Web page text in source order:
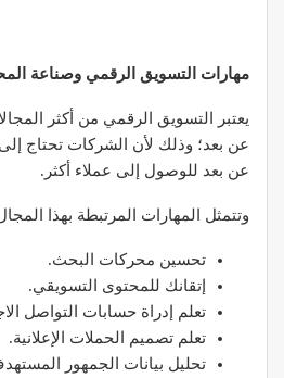
مهارات التسويق الرقمي وصناعة
يعتبر التسويق الرقمي من أكثر
عن بعد؛ وذلك لأن الشركات تحتاج
عن بعد للوصول إلى عملاء أكثر.
وتتمثل المهارات المرتبطة بهذا
تحسين محركات البحث.
إتقانك للمحتوى التسويقي.
تعلم إدراة حسابات التواصل
تعلم تصميم الحملات الإعلانية.
تحليل بيانات الجمهور